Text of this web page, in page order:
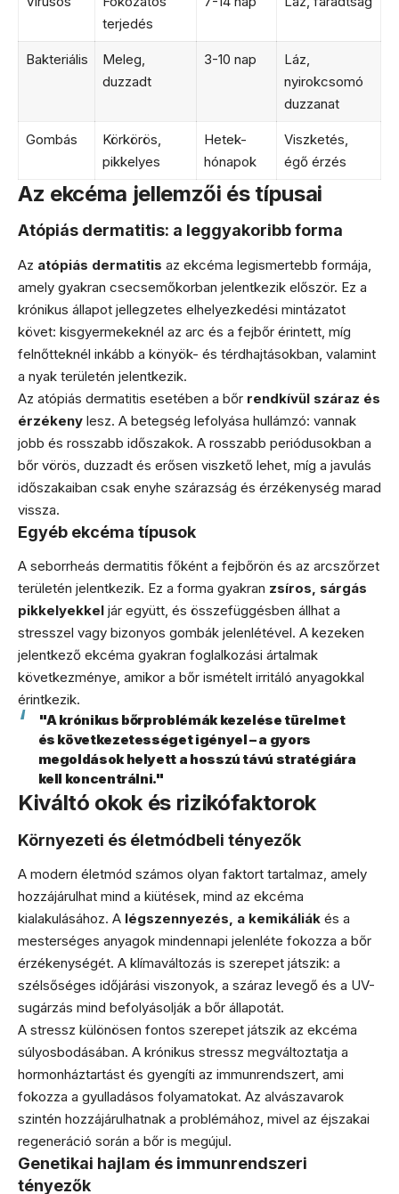
terjedés
Bakteriális
Meleg,
duzzadt
3-10 nap
Láz,
nyirokcsomó
duzzanat
Gombás
Körkörös,
pikkelyes
Hetek-
hónapok
Viszketés,
égő érzés
Az ekcéma jellemzői és típusai
Atópiás dermatitis: a leggyakoribb forma
Az atópiás dermatitis az ekcéma legismertebb formája,
amely gyakran csecsemőkorban jelentkezik először. Ez a
krónikus állapot jellegzetes elhelyezkedési mintázatot
követ: kisgyermekeknél az arc és a fejbőr érintett, míg
felnőtteknél inkább a könyök- és térdhajtásokban, valamint
a nyak területén jelentkezik.
Az atópiás dermatitis esetében a bőr rendkívül száraz és
érzékeny lesz. A betegség lefolyása hullámzó: vannak
jobb és rosszabb időszakok. A rosszabb periódusokban a
bőr vörös, duzzadt és erősen viszkető lehet, míg a javulás
időszakaiban csak enyhe szárazság és érzékenység marad
vissza.
Egyéb ekcéma típusok
A seborrheás dermatitis főként a fejbőrön és az arcszőrzet
területén jelentkezik. Ez a forma gyakran zsíros, sárgás
pikkelyekkel jár együtt, és összefüggésben állhat a
stresszel vagy bizonyos gombák jelenlétével. A kezeken
jelentkező ekcéma gyakran foglalkozási ártalmak
következménye, amikor a bőr ismételt irritáló anyagokkal
érintkezik.
"A krónikus bőrproblémák kezelése türelmet
és következetességet igényel – a gyors
megoldások helyett a hosszú távú stratégiára
kell koncentrálni."
Kiváltó okok és rizikófaktorok
Környezeti és életmódbeli tényezők
A modern életmód számos olyan faktort tartalmaz, amely
hozzájárulhat mind a kiütések, mind az ekcéma
kialakulásához. A légszennyezés, a kemikáliák és a
mesterséges anyagok mindennapi jelenléte fokozza a bőr
érzékenységét. A klímaváltozás is szerepet játszik: a
szélsőséges időjárási viszonyok, a száraz levegő és a UV-
sugárzás mind befolyásolják a bőr állapotát.
A stressz különösen fontos szerepet játszik az ekcéma
súlyosbodásában. A krónikus stressz megváltoztatja a
hormonháztartást és gyengíti az immunrendszert, ami
fokozza a gyulladásos folyamatokat. Az alvászavarok
szintén hozzájárulhatnak a problémához, mivel az éjszakai
regeneráció során a bőr is megújul.
Genetikai hajlam és immunrendszeri
tényezők